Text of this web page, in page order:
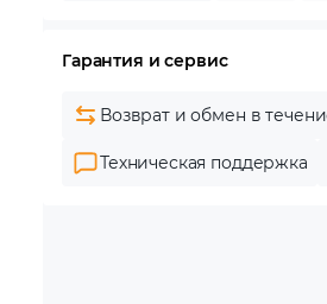
Гарантия и сервис
Возврат и обмен в
Техническая поддержка